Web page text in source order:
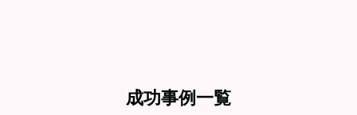
成功事例一覧